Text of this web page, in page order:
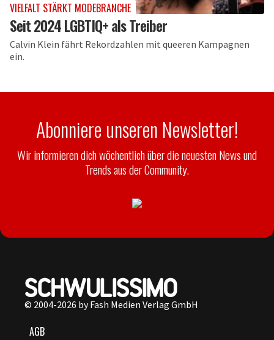
VIELFALT STÄRKT MODEBRANCHE
Seit 2024 LGBTIQ+ als Treiber
Calvin Klein fährt Rekordzahlen mit queeren Kampagnen
ein.
Abonniere unseren Newsletter!
Wir informieren dich wöchentlich über die neuesten News und
Trends aus der Community.
© 2004-2026 by Fash Medien Verlag GmbH
AGB